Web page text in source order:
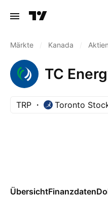
Märkte Kanada Aktien
TC
TRP Toronto
ÜbersichtFinanzdaten